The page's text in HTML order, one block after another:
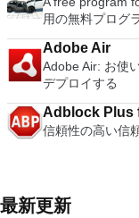
用の無料プログ
Adobe Air
Adobe Air: お使
デプロイする
Adblock Plus
信頼性の高い信
最新更新